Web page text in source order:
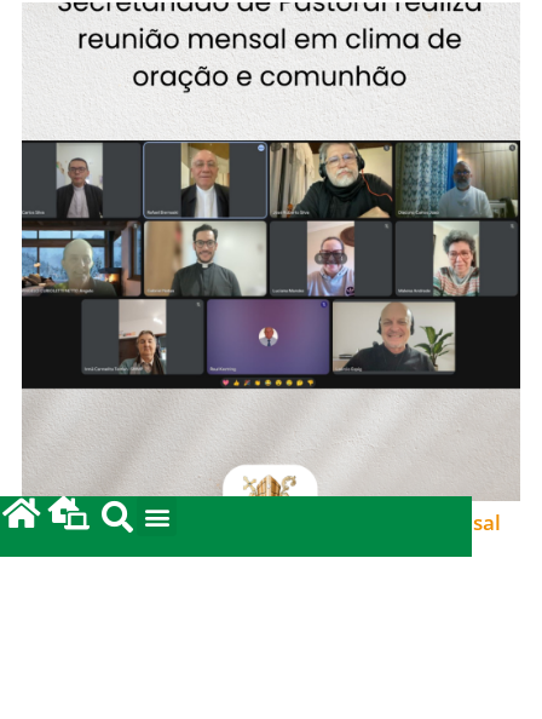
Secretariado de Pastoral realiza reunião mensal